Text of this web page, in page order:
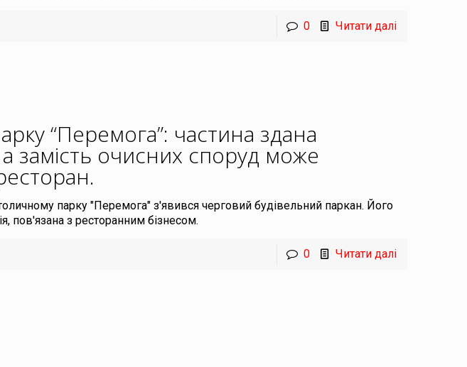
0 Читати далі
“Перемога”: частина здана
а замість очисних споруд може
.
парку "Перемога" з'явився черговий будівельний паркан. Його
пов'язана з ресторанним бізнесом.
0 Читати далі